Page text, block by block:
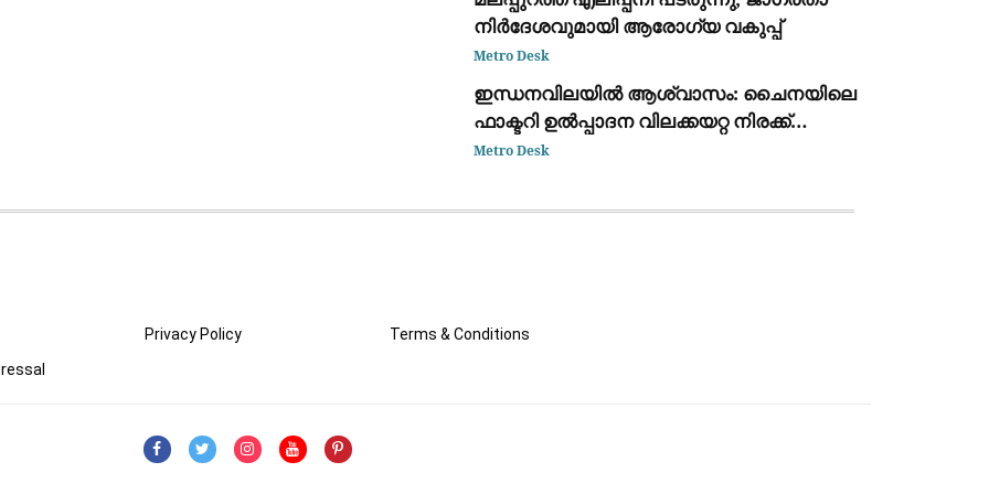
നിർദേശവുമായി ആരോഗ്യ വകുപ്പ്
Metro Desk
ഇന്ധനവിലയിൽ ആശ്വാസം: ചൈനയിലെ
ഫാക്ടറി ഉൽപ്പാദന വിലക്കയറ്റ നിരക്ക്
ജൂലൈയിൽ 3.5% ആയി കുറഞ്ഞു
Metro Desk
Privacy Policy
Terms & Conditions